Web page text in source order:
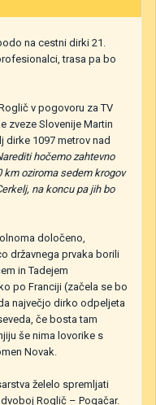
na cestni dirki 21.
trasa pa bo
v pogovoru za TV
zveze Slovenije Martin
dirke 1097 metrov nad
hočemo zahtevno
km oziroma sedem krogov
na koncu pa jih bo
določeno,
državnega prvaka borili
in Tadejem
po Franciji (začela se bo
največjo dirko odpeljeta
če bosta tam
še nima lovorike s
Novak.
želelo spremljati
Roglič – Pogačar.